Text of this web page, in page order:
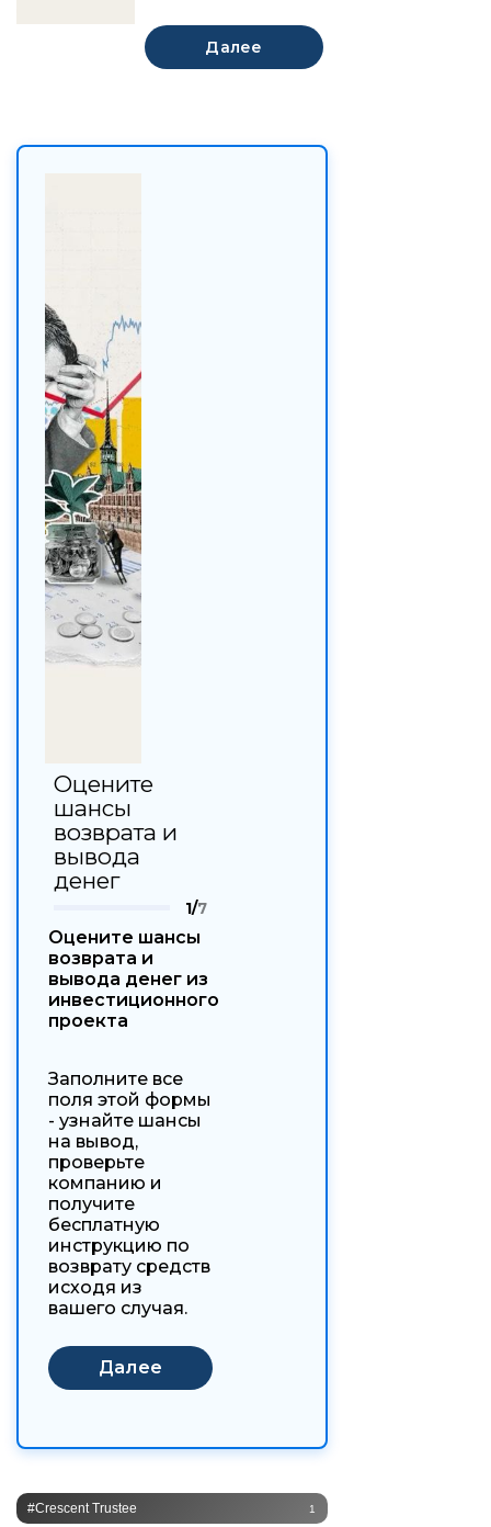
Оцените
шансы
возврата и
вывода
денег
1/7
Оцените шансы
возврата и
вывода денег из
инвестиционного
проекта
Заполните все
поля этой формы
- узнайте шансы
на вывод,
проверьте
компанию и
получите
бесплатную
инструкцию по
возврату средств
исходя из
вашего случая.
#Crescent Trustee 1